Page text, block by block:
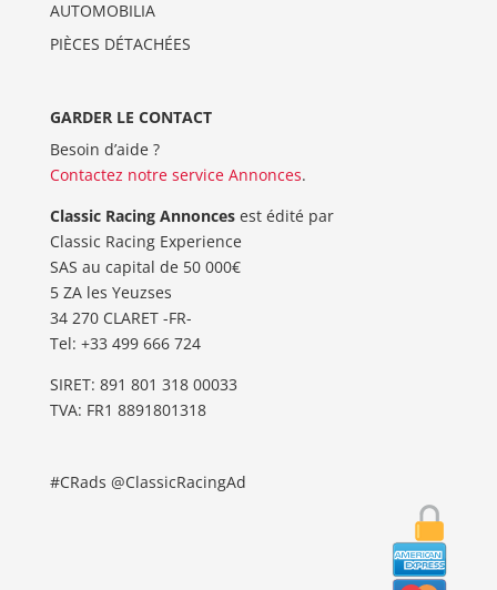
AUTOMOBILIA
PIÈCES DÉTACHÉES
GARDER LE CONTACT
Besoin d’aide ?
Contactez notre service Annonces.
Classic Racing Annoncesest édité par
Classic Racing Experience
SAS au capital de 50 000€
5 ZA les Yeuzses
34 270 CLARET -FR-
Tel: ‭+33 499 666 724‬
SIRET: 891 801 318 00033
TVA: FR1 8891801318
#CRads @ClassicRacingAd